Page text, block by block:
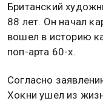
Британский
88 лет. Он начал
вошел в историю
поп-арта 60-х.
Согласно
Хокни ушел из